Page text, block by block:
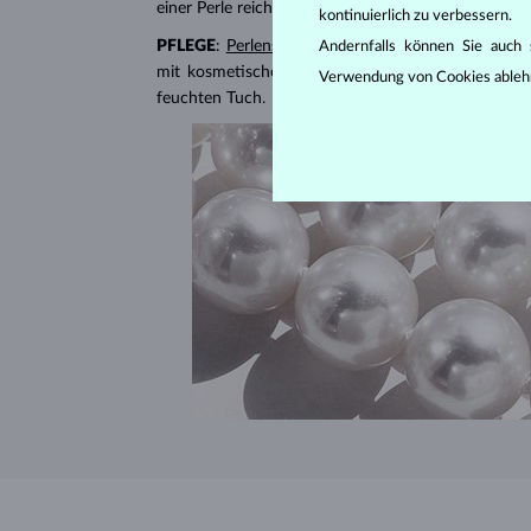
einer Perle reichen von AAA bis B, wobei AAA die
PFLEGE: Perlenschmuckprofitiert vom Kontakt mit
mit kosmetischen Produkten (Parfums,
feuchten Tuch.
kontinuierlich zu verbessern.
Andernfalls können Sie
Verwendung von Cookies